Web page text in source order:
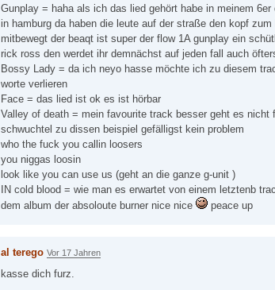
Gunplay = haha als ich das lied gehört habe in meinem 6er
in hamburg da haben die leute auf der straße den kopf zum
mitbewegt der beaqt ist super der flow 1A gunplay ein
rick ross den werdet ihr demnächst auf jeden fall auch
Bossy Lady = da ich neyo hasse möchte ich zu diesem
worte verlieren
Face = das lied ist ok es ist hörbar
Valley of death = mein favourite track besser geht es nicht
schwuchtel zu dissen beispiel gefälligst kein problem
who the fuck you callin loosers
you niggas loosin
look like you can use us (geht an die ganze g-unit )
IN cold blood = wie man es erwartet von einem letztenb
dem album der absoloute burner nice nice
peace up
al terego Vor 17 Jahren
kasse dich furz.